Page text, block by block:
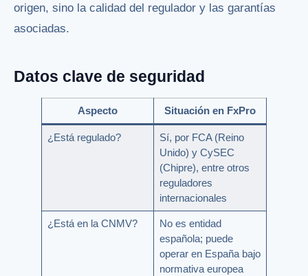
origen, sino la calidad del regulador y las garantías
asociadas.
Datos clave de seguridad
Aspecto Situación en FxPro
¿Está regulado?
Sí, por FCA (Reino
Unido) y CySEC
(Chipre), entre otros
reguladores
internacionales
¿Está en la CNMV?
No es entidad
española; puede
operar en España bajo
normativa europea